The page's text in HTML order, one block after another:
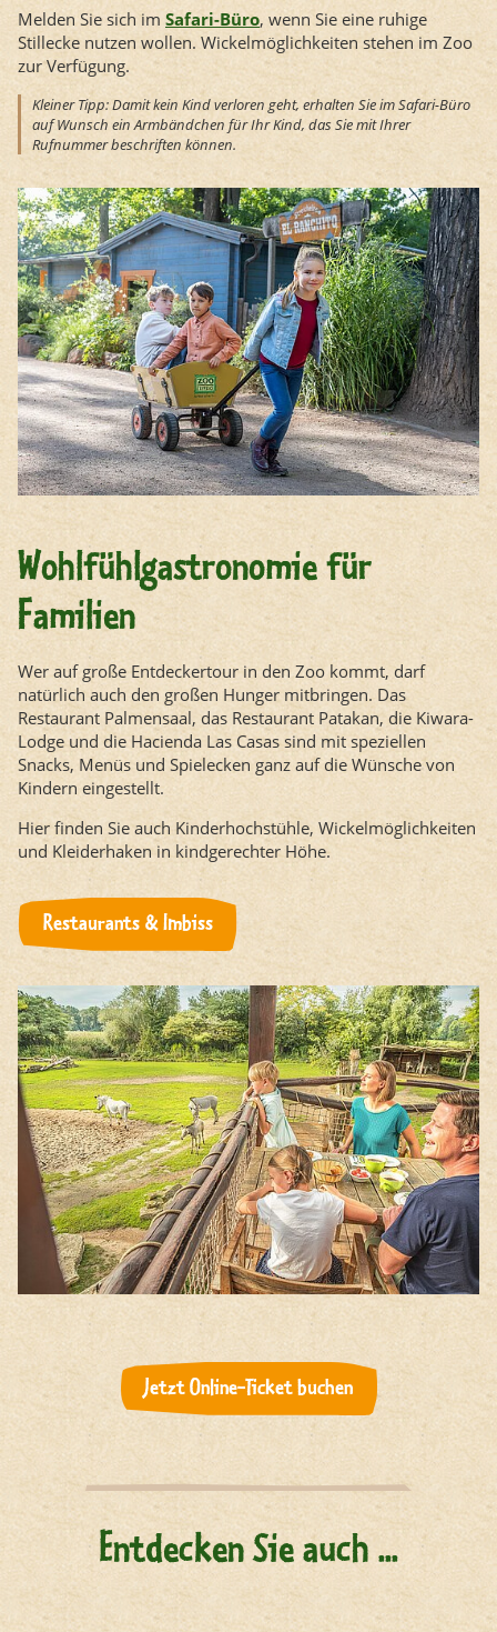
Melden Sie sich im Safari-Büro, wenn Sie eine ruhige
Stillecke nutzen wollen. Wickelmöglichkeiten stehen im Zoo
zur Verfügung.
Kleiner Tipp: Damit kein Kind verloren geht, erhalten Sie im Safari-Büro
auf Wunsch ein Armbändchen für Ihr Kind, das Sie mit Ihrer
Rufnummer beschriften können.
Wohlfühlgastronomie für
Familien
Wer auf große Entdeckertour in den Zoo kommt, darf
natürlich auch den großen Hunger mitbringen. Das
Restaurant Palmensaal, das Restaurant Patakan, die Kiwara-
Lodge und die Hacienda Las Casas sind mit speziellen
Snacks, Menüs und Spielecken ganz auf die Wünsche von
Kindern eingestellt.
Hier finden Sie auch Kinderhochstühle, Wickelmöglichkeiten
und Kleiderhaken in kindgerechter Höhe.
Restaurants & Imbiss
Jetzt Online-Ticket buchen
Entdecken Sie auch ...